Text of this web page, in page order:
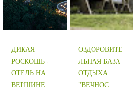
ДИКАЯ
РОСКОШЬ -
ОТЕЛЬ НА
ВЕРШИНЕ
ОЗДОРОВИТЕ
ЛЬНАЯ БАЗА
ОТДЫХА
"ВЕЧНОС...